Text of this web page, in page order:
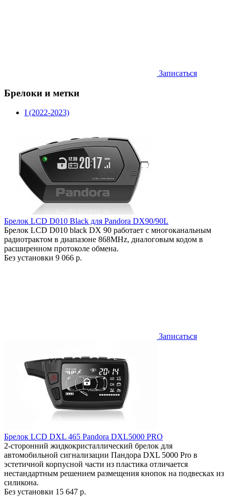
Записаться
Брелоки и метки
I (2022-2023)
Брелок LCD D010 Black для Pandora DX90/90L
Брелок LCD D010 black DX 90 работает c многоканальным
радиотрактом в диапазоне 868MHz, диалоговым кодом в
расширенном протоколе обмена.
Без установки 9 066 р.
Записаться
Брелок LCD DXL 465 Pandora DXL5000 PRO
2-сторонний жидкокристаллический брелок для
автомобильной сигнализации Пандора DXL 5000 Pro в
эстетичной корпусной части из пластика отличается
нестандартным решением размещения кнопок на подвесках из
силикона.
Без установки 15 647 р.